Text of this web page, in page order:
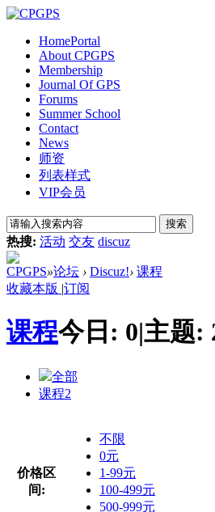
HomePortal
About CPGPS
Membership
Journal Of GPS
Forums
Summer School
Contact
News
师资
列表样式
VIP会员
搜索
热搜: 活动 交友 discuz
CPGPS»论坛 › Discuz!› 课程
收藏本版 |订阅
课程今日: 0|主题:
全部
课程2
价格区
间:
不限
0元
1-99元
100-499元
500-999元